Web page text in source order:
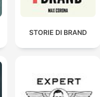
STORIE DI BRAND